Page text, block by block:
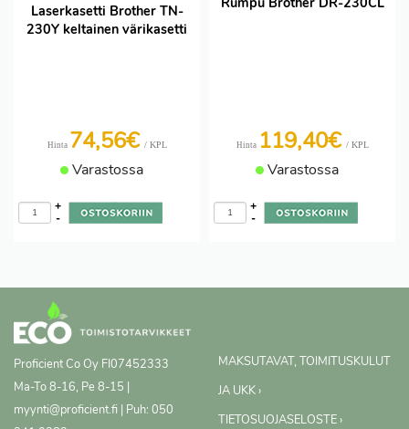
Laserkasetti Brother TN-
230Y keltainen värikasetti
Hinta 74,56€ / KPL
Varastossa
-
+
Hinta 119,40€ / KPL
Varastossa
-
+
Proficient Co Oy FI07452333
Ma-To 8-16, Pe 8-15 |
myynti@proficient.fi | Puh: 050
MAKSUTAVAT, TOIMITUSKULUT
JA UKK ›
TIETOSUOJASELOSTE ›